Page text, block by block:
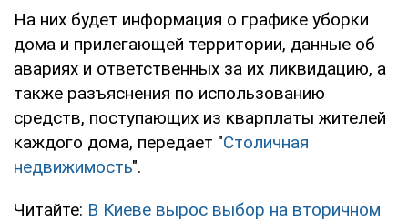
На них будет информация о графике уборки
дома и прилегающей территории, данные об
авариях и ответственных за их ликвидацию, а
также разъяснения по использованию
средств, поступающих из кварплаты жителей
каждого дома, передает "Столичная
недвижимость".
Читайте: В Киеве вырос выбор на вторичном